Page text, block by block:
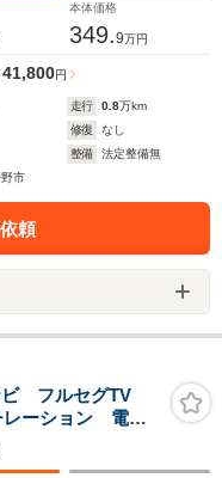
本体価格
349.9万円
41,800円
走行 0.8万km
修復
なし
整備
法定整備無
市
頼
フルセグTV
ーション 電動
ル スマートキ
リモコン